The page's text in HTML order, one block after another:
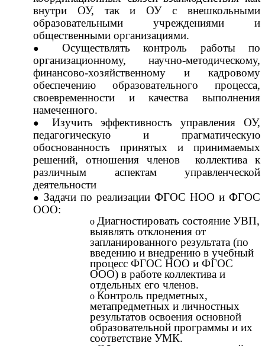
внутри ОУ, так и ОУ с внешкольными
образовательными учреждениями и
общественными организациями.
Осуществлять контроль работы по
организационному, научно-методическому,
финансово-хозяйственному и кадровому
обеспечению образовательного процесса,
своевременности и качества выполнения
намеченного.
Изучить эффективность управления ОУ,
педагогическую и прагматическую
обоснованность принятых и принимаемых
решений, отношения членов коллектива к
различным аспектам управленческой
деятельности
Задачи по реализации ФГОС НОО и ФГОС
ООО:
Диагностировать состояние УВП,
выявлять отклонения от
запланированного результата (по
введению и внедрению в учебный
процесс ФГОС НОО и ФГОС
ООО) в работе коллектива и
отдельных его членов.
Контроль предметных,
метапредметных и личностных
результатов освоения основной
образовательной программы и их
соответствие УМК.